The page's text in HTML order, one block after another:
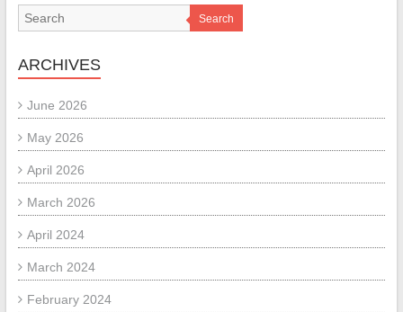
Search
ARCHIVES
June 2026
May 2026
April 2026
March 2026
April 2024
March 2024
February 2024